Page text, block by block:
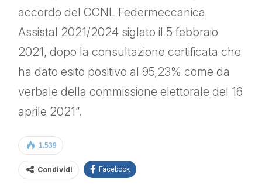
accordo del CCNL Federmeccanica
Assistal 2021/2024 siglato il 5 febbraio
2021, dopo la consultazione certificata che
ha dato esito positivo al 95,23% come da
verbale della commissione elettorale del 16
aprile 2021”.
1.539
Condividi Facebook